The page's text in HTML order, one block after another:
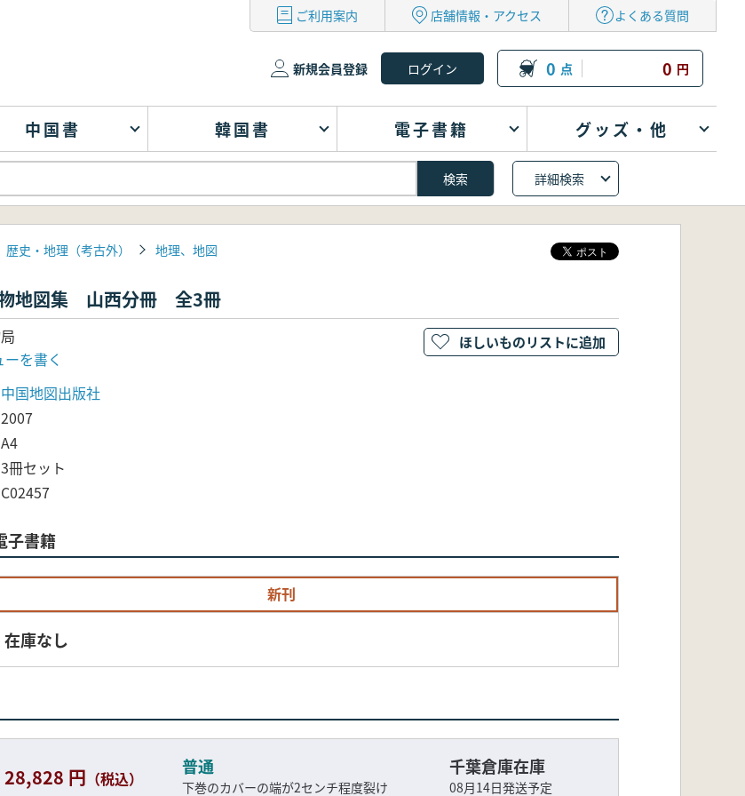
ご利用案内 店舗情報・アクセス よくある質問
新規会員登録 0 点 0 円
中国書 韓国書 電子書籍 グッズ・他
詳細検索
歴史・地理（考古外） 地理、地図
地図集 山西分冊 全3冊
ーを書く
中国地図出版社
2007
A4
3冊セット
C02457
子書籍
新刊
在庫なし
28,828 円 （税込）
普通
下巻のカバーの端が2センチ程度裂け
千葉倉庫在庫
08月14日発送予定
ほしいものリストに追加